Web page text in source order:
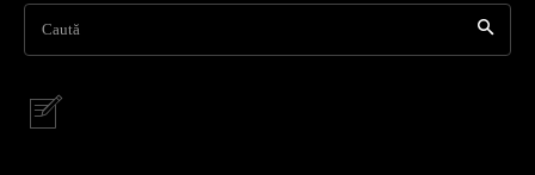
Caută